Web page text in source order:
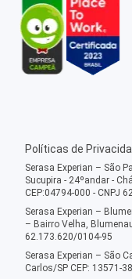
Políticas de
Serasa Experian – São
Sucupira - 24ºandar -
CEP:04794-000 - CNPJ
Serasa Experian –
– Bairro Velha,
62.173.620/0104-95
Serasa Experian – São
Carlos/SP CEP: 13571-